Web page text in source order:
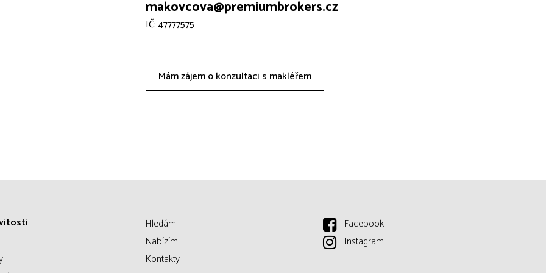
makovcova@premiumbrokers.cz
IČ: 47777575
Mám zájem o konzultaci s makléřem
Hledám
Nabízím
Kontakty
Facebook
Instagram